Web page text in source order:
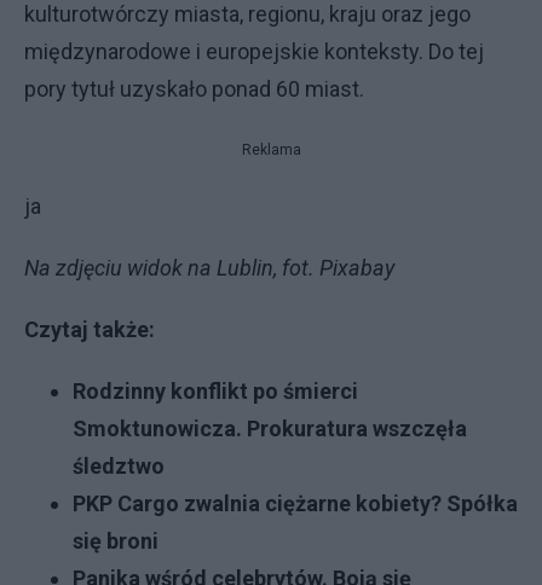
kulturotwórczy miasta, regionu, kraju oraz jego
międzynarodowe i europejskie konteksty. Do tej
pory tytuł uzyskało ponad 60 miast.
Reklama
ja
Na zdjęciu widok na Lublin, fot. Pixabay
Czytaj także:
Rodzinny konflikt po śmierci
Smoktunowicza. Prokuratura wszczęła
śledztwo
PKP Cargo zwalnia ciężarne kobiety? Spółka
się broni
Panika wśród celebrytów. Boją się